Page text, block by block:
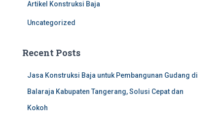
Artikel Konstruksi Baja
Uncategorized
Recent Posts
Jasa Konstruksi Baja untuk Pembangunan Gudang di
Balaraja Kabupaten Tangerang, Solusi Cepat dan
Kokoh